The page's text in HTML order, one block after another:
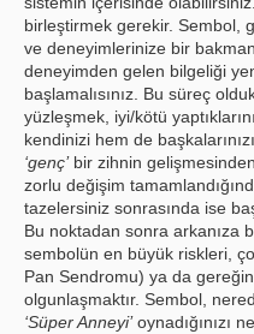
birleştirmek gerekir. Sembol,
ve deneyimlerinize bir
deneyimden gelen bilgeliği
başlamalısınız. Bu süreç
yüzleşmek, iyi/kötü
kendinizi hem de
‘genç’bir zihnin
zorlu değişim
tazelersiniz sonrasında ise
Bu noktadan sonra arkanıza
sembolün en büyük riskleri,
Pan Sendromu) ya da
olgunlaşmaktır. Sembol,
‘Süper Anneyi’oynadığınızı